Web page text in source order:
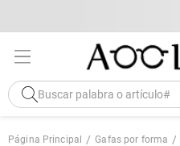
Página Principal Gafas por forma